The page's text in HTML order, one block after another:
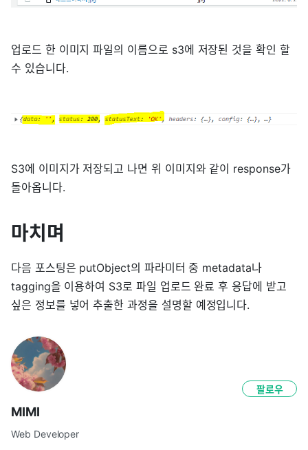
업로드 한 이미지 파일의 이름으로 s3에 저장된 것을 확인 할
수 있습니다.
S3에 이미지가 저장되고 나면 위 이미지와 같이 response가
돌아옵니다.
마치며
다음 포스팅은 putObject의 파라미터 중 metadata나
tagging을 이용하여 S3로 파일 업로드 완료 후 응답에 받고
싶은 정보를 넣어 추출한 과정을 설명할 예정입니다.
MIMI
Web Developer
팔로우